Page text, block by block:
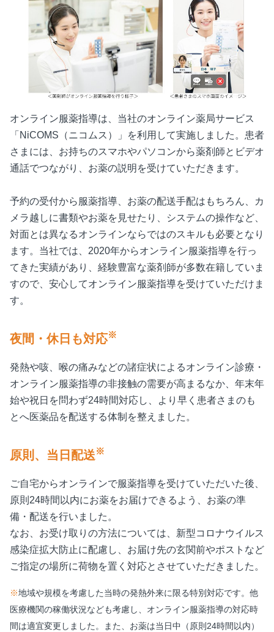
オンライン服薬指導は、当社のオンライン薬局サービス
「NiCOMS（ニコムス）」を利用して実施しました。患者
さまには、お持ちのスマホやパソコンから薬剤師とビデオ
通話でつながり、お薬の説明を受けていただきます。
予約の受付から服薬指導、お薬の配送手配はもちろん、カ
メラ越しに書類やお薬を見せたり、システムの操作など、
対面とは異なるオンラインならではのスキルも必要となり
ます。当社では、2020年からオンライン服薬指導を行っ
てきた実績があり、経験豊富な薬剤師が多数在籍していま
すので、安心してオンライン服薬指導を受けていただけま
す。
夜間・休日も対応※
発熱や咳、喉の痛みなどの諸症状によるオンライン診療・
オンライン服薬指導の非接触の需要が高まるなか、年末年
始や祝日を問わず24時間対応し、より早く患者さまのも
とへ医薬品を配送する体制を整えました。
原則、当日配送※
ご自宅からオンラインで服薬指導を受けていただいた後、
原則24時間以内にお薬をお届けできるよう、お薬の準
備・配送を行いました。
なお、お受け取りの方法については、新型コロナウイルス
感染症拡大防止に配慮し、お届け先の玄関前やポストなど
ご指定の場所に荷物を置く対応とさせていただきました。
※地域や規模を考慮した当時の発熱外来に限る特別対応です。他
医療機関の稼働状況なども考慮し、オンライン服薬指導の対応時
間は適宜変更しました。また、お薬は当日中（原則24時間以内）